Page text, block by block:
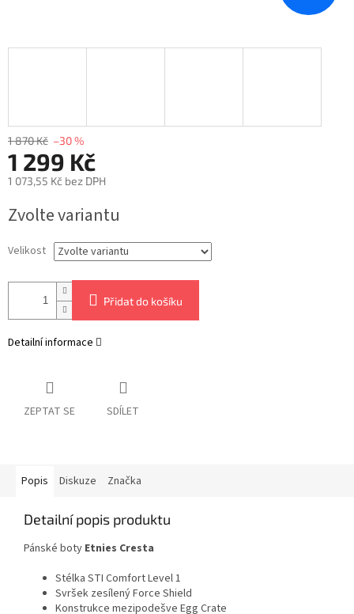
1 870 Kč –30 %
1 299 Kč
1 073,55 Kč bez DPH
cena:
Zvolte variantu
Velikost
Přidat do košíku
Detailní informace
ZEPTAT SE SDÍLET
Popis Diskuze Značka
Detailní popis produktu
Pánské boty Etnies Cresta
Stélka STI Comfort Level 1
Svršek zesílený Force Shield
Konstrukce mezipodešve Egg Crate